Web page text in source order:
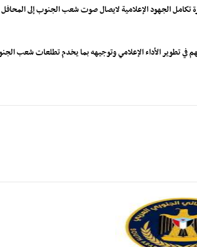
تكامل الجهود الإعلامية لايصال صوت شعب الجنوب إلى المحافل
في تطوير الأداء الإعلامي وتوجيهه بما يخدم تطلعات شعب